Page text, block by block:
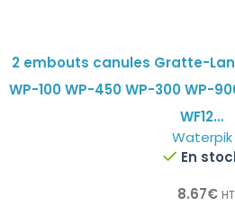
2 embouts canules Gratte-
WP-100 WP-450 WP-300 WP-
WF12…
Waterpik
En
8.67€ HT